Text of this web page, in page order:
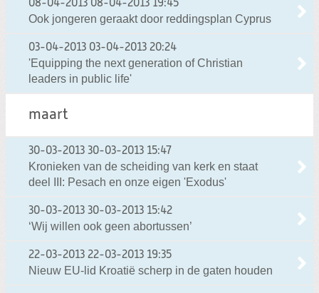
08-04-2013 08-04-2013 19:45
Ook jongeren geraakt door reddingsplan Cyprus
03-04-2013 03-04-2013 20:24
'Equipping the next generation of Christian
leaders in public life'
maart
30-03-2013 30-03-2013 15:47
Kronieken van de scheiding van kerk en staat
deel III: Pesach en onze eigen 'Exodus'
30-03-2013 30-03-2013 15:42
‘Wij willen ook geen abortussen’
22-03-2013 22-03-2013 19:35
Nieuw EU-lid Kroatië scherp in de gaten houden